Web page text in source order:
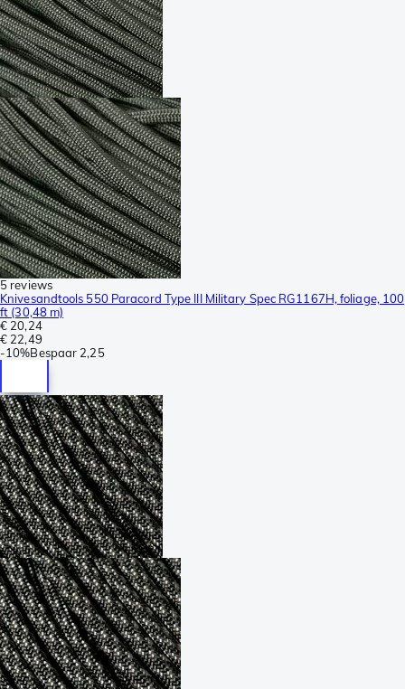
5 reviews
Knivesandtools 550 Paracord Type III Military Spec RG1167H, foliage, 100
ft (30,48 m)
€ 20,24
€ 22,49
-10%Bespaar 2,25